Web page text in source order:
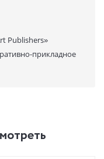
Publishers»
прикладное